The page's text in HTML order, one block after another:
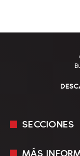
SECCIONES
MÁS